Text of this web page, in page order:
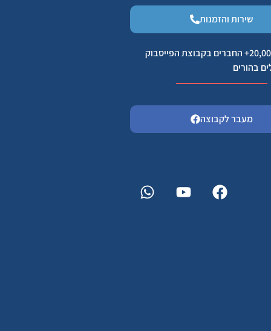
שירות והזמנות
הצטרפו ל 20,000+ החברים בקבוצת הפייסבוק
בהורים
מעבר לקבוצה